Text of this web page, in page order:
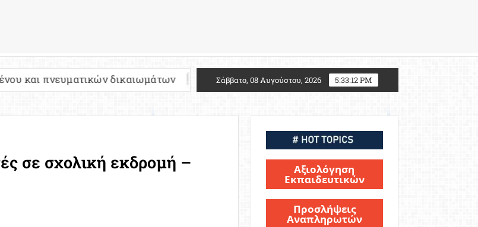
δικαιωμάτων Πανελλήνιες 2027: Τι αλλάζει για τους υποψηφίους Στρατιωτικών
Σάββατο, 08 Αυγούστου, 2026 5:33:13 PM
σε σχολική εκδρομή –
Αξιολόγηση
Εκπαιδευτικών
Προσλήψεις
Αναπληρωτών